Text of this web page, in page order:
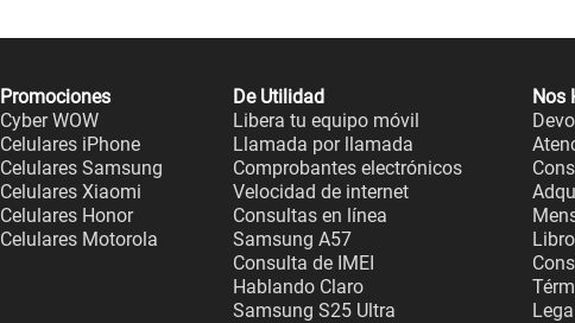
Promociones
Cyber WOW
Celulares iPhone
Celulares Samsung
Celulares Xiaomi
Celulares Honor
Celulares Motorola
De Utilidad
Libera tu equipo móvil
Llamada por llamada
Comprobantes electrónicos
Velocidad de internet
Consultas en línea
Samsung A57
Consulta de IMEI
Hablando Claro
Samsung S25 Ultra
Nos